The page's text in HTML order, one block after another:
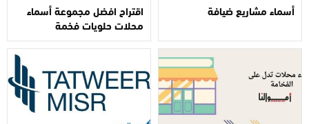
أسماء مشاريع ضيافة اقتراح افضل مجموعة أسماء
محلات حلويات فخمة